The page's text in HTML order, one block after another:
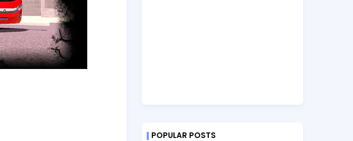
POPULAR POSTS